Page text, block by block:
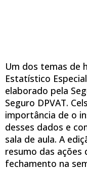
Um dos temas de
Estatístico
elaborado pela
Seguro DPVAT.
importância de o
desses dados e
sala de aula. A
resumo das ações
fechamento na